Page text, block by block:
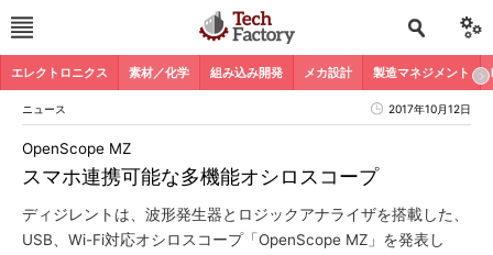
エレクトロニクス 素材／化学 組み込み開発 メカ設計 製造マネジメント
ニュース 2017年10月12日
スマホ連携可能な多機能オシロスコープ
OpenScope MZ
ディジレントは、波形発生器とロジックアナライザを搭載した、
USB、Wi-Fi対応オシロスコープ「OpenScope MZ」を発表し